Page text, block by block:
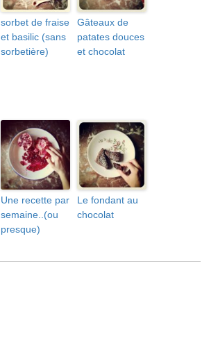
sorbet de fraise
et basilic (sans
sorbetière)
Gâteaux de
patates douces
et chocolat
Une recette par
semaine..(ou
presque)
Le fondant au
chocolat